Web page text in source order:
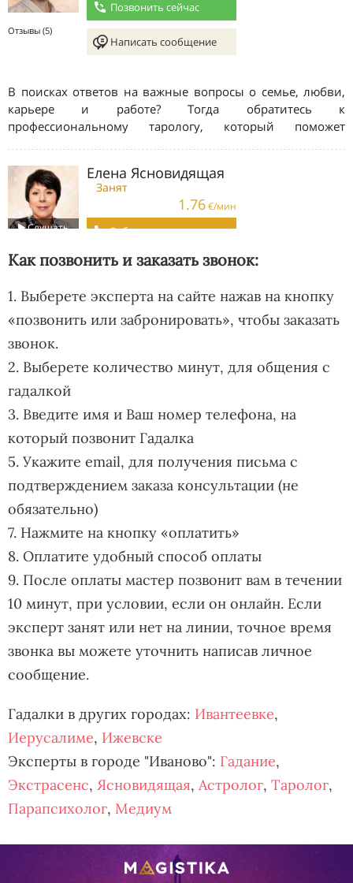
Как позвонить и заказать звонок:
1. Выберете эксперта на сайте нажав на кнопку
«позвонить или забронировать», чтобы заказать
звонок.
2. Выберете количество минут, для общения с
гадалкой
3. Введите имя и Ваш номер телефона, на
который позвонит Гадалка
5. Укажите email, для получения письма с
подтверждением заказа консультации (не
обязательно)
7. Нажмите на кнопку «оплатить»
8. Оплатите удобный способ оплаты
9. После оплаты мастер позвонит вам в течении
10 минут, при условии, если он онлайн. Если
эксперт занят или нет на линии, точное время
звонка вы можете уточнить написав личное
сообщение.
Гадалки в других городах: Ивантеевке,
Иерусалиме, Ижевске
Эксперты в городе "Иваново": Гадание,
Экстрасенс, Ясновидящая, Астролог, Таролог,
Парапсихолог, Медиум